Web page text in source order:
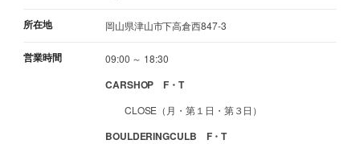
所在地 岡山県津山市下高倉西847-3
営業時間 09:00 ～ 18:30
CARSHOP F・T
CLOSE（月・第１日・第３日）
BOULDERINGCULB F・T